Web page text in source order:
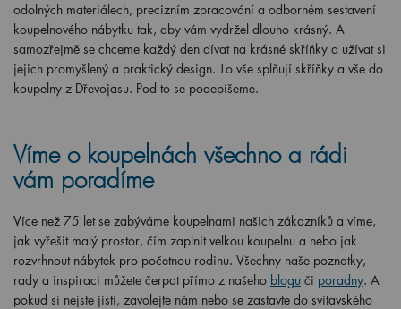
odolných materiálech, precizním zpracování a odborném sestavení
koupelnového nábytku tak, aby vám vydržel dlouho krásný. A
samozřejmě se chceme každý den dívat na krásné skříňky a užívat si
jejich promyšlený a praktický design. To vše splňují skříňky a vše do
koupelny z Dřevojasu. Pod to se podepíšeme.
Víme o koupelnách všechno a rádi
vám poradíme
Více než 75 let se zabýváme koupelnami našich zákazníků a víme,
jak vyřešit malý prostor, čím zaplnit velkou koupelnu a nebo jak
rozvrhnout nábytek pro početnou rodinu. Všechny naše poznatky,
rady a inspiraci můžete čerpat přímo z našeho blogu či poradny. A
pokud si nejste jisti, zavolejte nám nebo se zastavte do svitavského